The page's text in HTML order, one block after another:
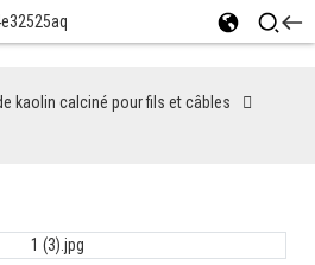
kaolin calciné pour fils et câbles